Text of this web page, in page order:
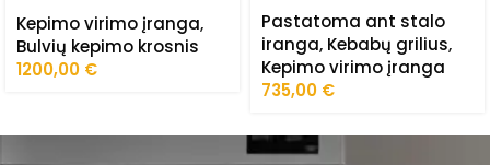
FRZ-KFG/030
Kepimo virimo įranga,
Bulvių kepimo krosnis
1200,00 €
Pastatoma ant stalo
iranga, Kebabų grilius,
Kepimo virimo įranga
735,00 €